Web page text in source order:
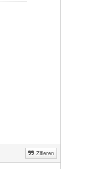
Zitieren